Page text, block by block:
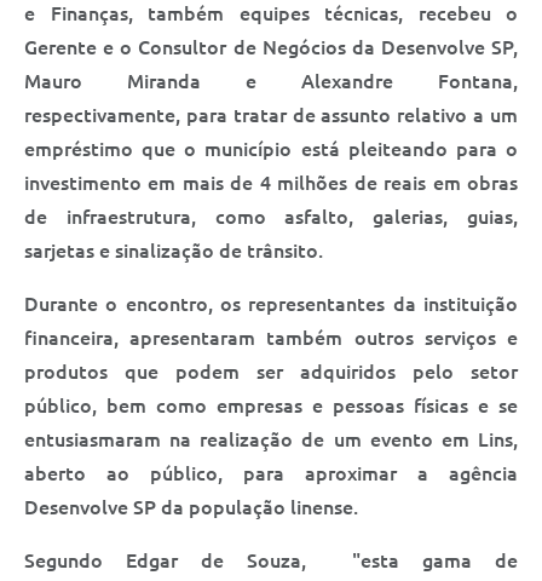
Plano de Contingência 2024-2025 Lins/SP
Tributos
e Finanças, também equipes técnicas, recebeu o
Gerente e o Consultor de Negócios da Desenvolve SP,
Mauro Miranda e Alexandre Fontana,
respectivamente, para tratar de assunto relativo a um
empréstimo que o município está pleiteando para o
investimento em mais de 4 milhões de reais em obras
de infraestrutura, como asfalto, galerias, guias,
sarjetas e sinalização de trânsito.
Durante o encontro, os representantes da instituição
financeira, apresentaram também outros serviços e
produtos que podem ser adquiridos pelo setor
público, bem como empresas e pessoas físicas e se
entusiasmaram na realização de um evento em Lins,
aberto ao público, para aproximar a agência
Desenvolve SP da população linense.
Segundo Edgar de Souza, "esta gama de